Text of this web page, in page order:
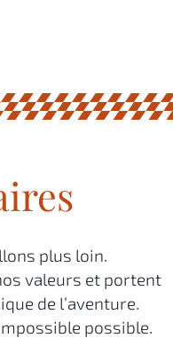
plus loin.
valeurs et portent
de l’aventure.
possible.